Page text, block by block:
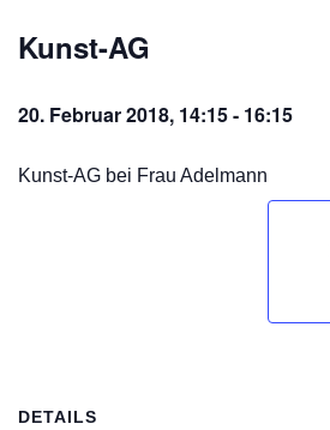
Kunst-AG
20. Februar 2018, 14:15- 16:15
Kunst-AG bei Frau Adelmann
DETAILS